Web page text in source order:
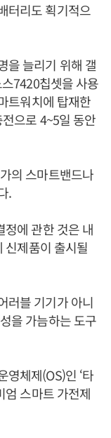
터리도 획기적으
을 늘리기 위해 갤
7420칩셋을 사용
트워치에 탑재한
으로 4~5일 동안
의 스마트밴드나
.
정에 관한 것은 내
신제품이 출시될
러블 기기가 아니
을 가늠하는 도구
영체제(OS)인 ‘타
엄 스마트 가전제